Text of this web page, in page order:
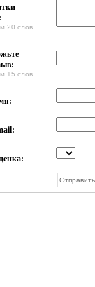
20 слов
15 слов